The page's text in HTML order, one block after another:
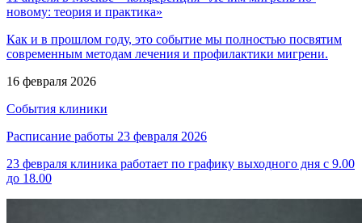
новому: теория и практика»
Как и в прошлом году, это событие мы полностью посвятим
современным методам лечения и профилактики мигрени.
16 февраля 2026
События клиники
Расписание работы 23 февраля 2026
23 февраля клиника работает по графику выходного дня с 9.00
до 18.00